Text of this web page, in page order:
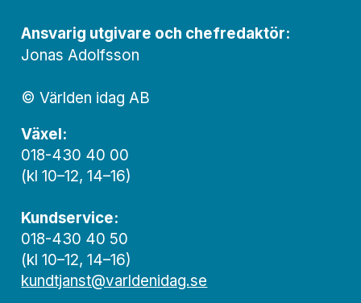
Ansvarig utgivare och chef­redaktör:
Jonas Adolfsson
© Världen idag AB
Växel:
018-430 40 00
(kl 10–12, 14–16)
Kundservice:
018-430 40 50
(kl 10–12, 14–16)
kundtjanst@varldenidag.se